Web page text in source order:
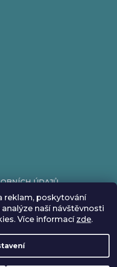
reklam, poskytování
naší návštěvnosti
Více informací zde.
od 17. 7. do 24. 7. včetně
ÚDAJŮ
Shoptet
. Všechna práva vyhrazena.
cookies